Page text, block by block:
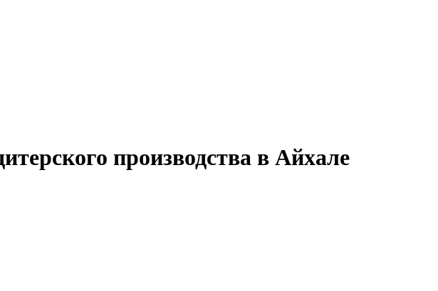
производства в Айхале